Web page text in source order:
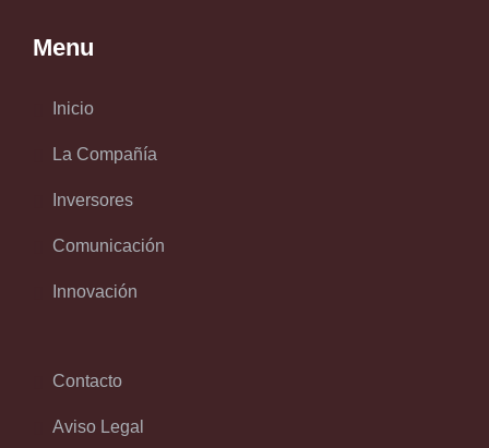
Menu
Inicio
La Compañía
Inversores
Comunicación
Innovación
Contacto
Aviso Legal